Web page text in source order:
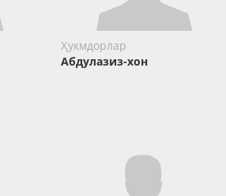
Ҳукмдорлар
Абдулазиз-хон